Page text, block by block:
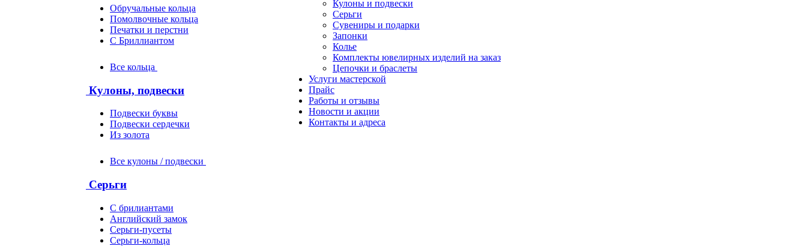
Обручальные кольца
Помолвочные кольца
Печатки и перстни
С Бриллиантом
Все кольца
Кулоны, подвески
Подвески буквы
Подвески сердечки
Из золота
Все кулоны / подвески
Серьги
С брилиантами
Английский замок
Серьги-пусеты
Серьги-кольца
Кулоны и подвески
Серьги
Сувениры и подарки
Запонки
Колье
Комплекты ювелирных изделий на заказ
Цепочки и браслеты
Услуги мастерской
Прайс
Работы и отзывы
Новости и акции
Контакты и адреса